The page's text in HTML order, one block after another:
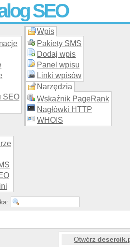
SEO
stron WWW –
katalogu za darmo!
SEO
Wpis
Pakiety SMS
Dodaj wpis
Panel wpisu
Linki wpisów
Narzędzia
Wskaźnik PageRank
Nagłówki HTTP
WHOIS
Otwórz